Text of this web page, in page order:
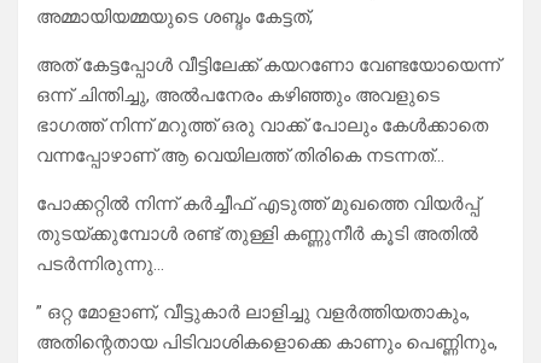
അമ്മായിയമ്മയുടെ ശബ്ദം കേട്ടത്,
അത് കേട്ടപ്പോൾ വീട്ടിലേക്ക് കയറണോ വേണ്ടയോയെന്ന്
ഒന്ന് ചിന്തിച്ചു, അൽപനേരം കഴിഞ്ഞും അവളുടെ
ഭാഗത്ത്‌ നിന്ന് മറുത്ത് ഒരു വാക്ക് പോലും കേൾക്കാതെ
വന്നപ്പോഴാണ് ആ വെയിലത്ത് തിരികെ നടന്നത്…
പോക്കറ്റിൽ നിന്ന് കർച്ചീഫ് എടുത്ത് മുഖത്തെ വിയർപ്പ്
തുടയ്ക്കുമ്പോൾ രണ്ട് തുള്ളി കണ്ണുനീർ കൂടി അതിൽ
പടർന്നിരുന്നു…
” ഒറ്റ മോളാണ്, വീട്ടുകാർ ലാളിച്ചു വളർത്തിയതാകും,
അതിന്റെതായ പിടിവാശികളൊക്കെ കാണും പെണ്ണിനും,